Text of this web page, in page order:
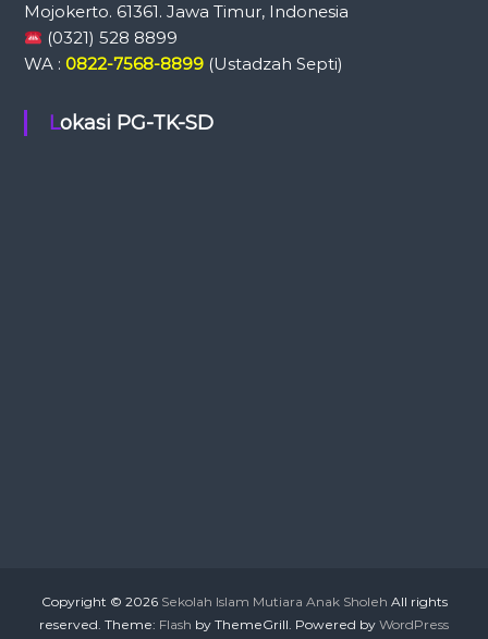
Mojokerto. 61361. Jawa Timur, Indonesia
(0321) 528 8899
WA : 0822-7568-8899(Ustadzah Septi)
Lokasi PG-TK-SD
Copyright © 2026 Sekolah Islam Mutiara Anak Sholeh All rights
reserved. Theme: Flash by ThemeGrill. Powered by WordPress